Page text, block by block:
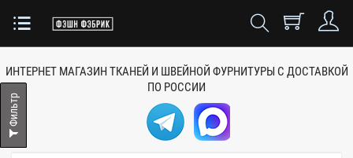
ИНТЕРНЕТ МАГАЗИН ТКАНЕЙ И ШВЕЙНОЙ ФУРНИТУРЫ С ДОСТАВКОЙ
ПО РОССИИ
Фильтр